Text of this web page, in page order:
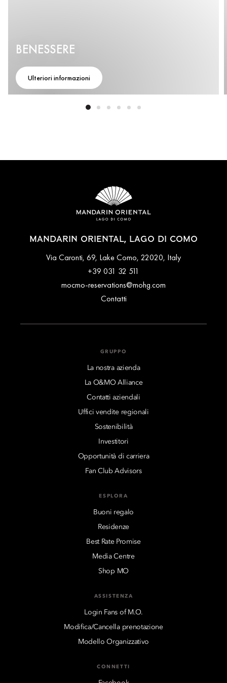
BENESSERE
Ulteriori informazioni
MANDARIN ORIENTAL, LAGO DI COMO
Via Caronti, 69, Lake Como, 22020, Italy
+39 031 32 511
mocmo-reservations@mohg.com
Contatti
GRUPPO
La nostra azienda
La O&MO Alliance
Contatti aziendali
Uffici vendite regionali
Sostenibilità
Investitori
Opportunità di carriera
Fan Club Advisors
ESPLORA
Buoni regalo
Residenze
Best Rate Promise
Media Centre
Shop MO
ASSISTENZA
Login Fans of M.O.
Modifica/Cancella prenotazione
Modello Organizzativo
CONNETTI